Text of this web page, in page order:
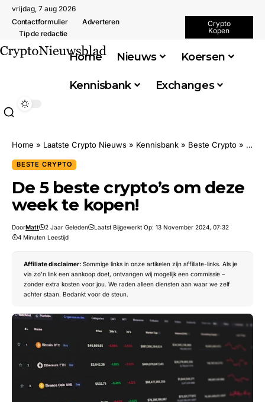
vrijdag, 7 aug 2026
Contactformulier
Adverteren
Tip de redactie
Crypto
Kopen
Home Nieuws Koersen
Kennisbank Exchanges
Home » Laatste Crypto Nieuws » Kennisbank » Beste Crypto » De
BESTE CRYPTO
De 5 beste crypto’s om deze
week te kopen!
DoorMatt 2 Jaar Geleden
Laatst Bijgewerkt Op: 13 November 2024, 07:32
4 Minuten Leestijd
Affiliate disclaimer: Sommige links in onze artikelen zijn affiliate-links. Als je
via zo’n link een aankoop doet, ontvangen wij mogelijk een commissie –
zonder extra kosten voor jou. We raden alleen diensten aan waar we zelf
achter staan. Bedankt voor de steun.